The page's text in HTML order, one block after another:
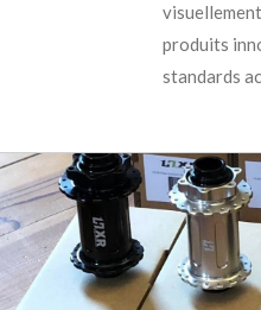
produits
standards